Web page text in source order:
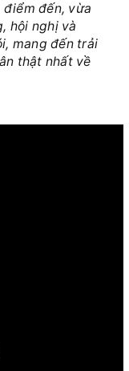
điểm đến, vừa
hội nghị và
mang đến trải
thật nhất về